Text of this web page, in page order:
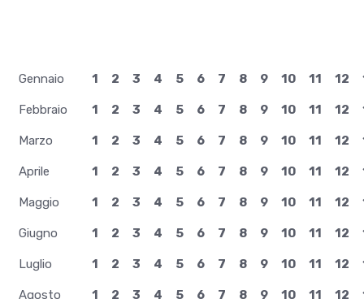
Gennaio 1 2 3 4 5 6 7 8 9 10 11 12
Febbraio 1 2 3 4 5 6 7 8 9 10 11 12
Marzo 1 2 3 4 5 6 7 8 9 10 11 12
Aprile 1 2 3 4 5 6 7 8 9 10 11 12
Maggio 1 2 3 4 5 6 7 8 9 10 11 12
Giugno 1 2 3 4 5 6 7 8 9 10 11 12
Luglio 1 2 3 4 5 6 7 8 9 10 11 12
Agosto 1 2 3 4 5 6 7 8 9 10 11 12